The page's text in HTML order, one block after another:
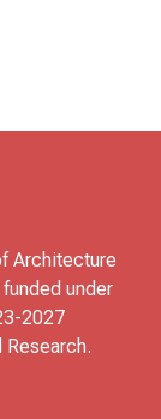
Architecture
under
2027